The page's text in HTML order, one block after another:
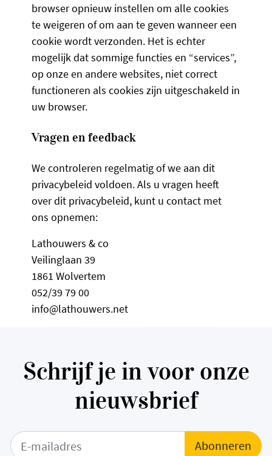
browser opnieuw instellen om alle cookies
te weigeren of om aan te geven wanneer een
cookie wordt verzonden. Het is echter
mogelijk dat sommige functies en “services”,
op onze en andere websites, niet correct
functioneren als cookies zijn uitgeschakeld in
uw browser.
Vragen en feedback
We controleren regelmatig of we aan dit
privacybeleid voldoen. Als u vragen heeft
over dit privacybeleid, kunt u contact met
ons opnemen:
Lathouwers & co
Veilinglaan 39
1861 Wolvertem
052/39 79 00
info@lathouwers.net
Schrijf je in voor onze
nieuwsbrief